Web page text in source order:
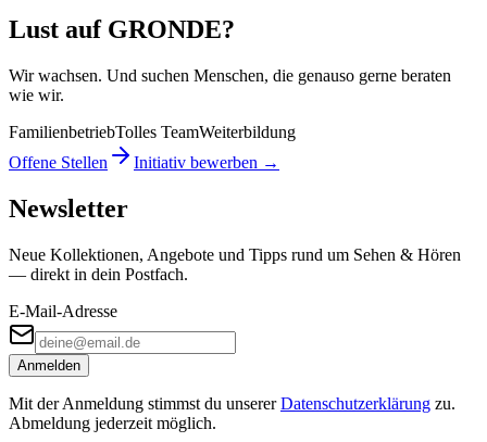
Lust auf GRONDE?
Wir wachsen. Und suchen Menschen, die genauso gerne beraten
wie wir.
FamilienbetriebTolles TeamWeiterbildung
Offene Stellen
Initiativ bewerben →
Newsletter
Neue Kollektionen, Angebote und Tipps rund um Sehen & Hören
— direkt in dein Postfach.
E-Mail-Adresse
Anmelden
Mit der Anmeldung stimmst du unserer Datenschutzerklärung zu.
Abmeldung jederzeit möglich.